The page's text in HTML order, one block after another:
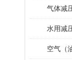
气体减
水用减
空气（